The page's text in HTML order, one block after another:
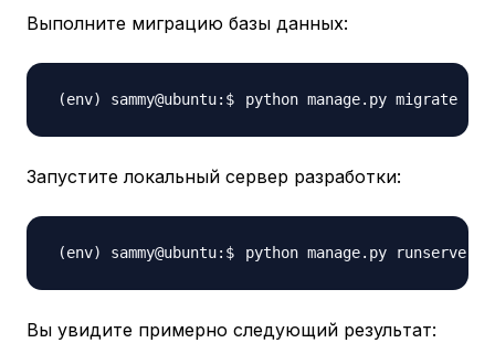
Выполните миграцию базы данных:
Запустите локальный сервер разработки:
Вы увидите примерно следующий результат: